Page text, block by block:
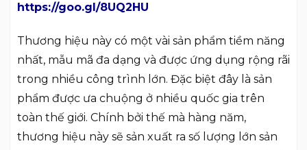
https://goo.gl/8UQ2HU
Thương hiệu này có một vài sản phẩm tiềm năng
nhất, mẫu mã đa dạng và được ứng dụng rộng rãi
trong nhiều công trình lớn. Đặc biệt đây là sản
phẩm được ưa chuộng ở nhiều quốc gia trên
toàn thế giới. Chính bởi thế mà hàng năm,
thương hiệu này sẽ sản xuất ra số lượng lớn sản